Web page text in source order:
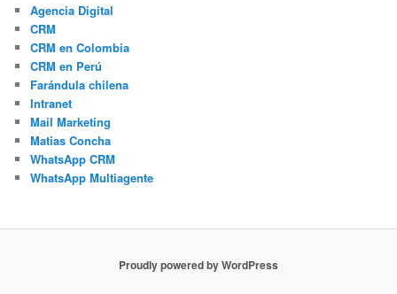
Agencia Digital
CRM
CRM en Colombia
CRM en Perú
Farándula chilena
Intranet
Mail Marketing
Matias Concha
WhatsApp CRM
WhatsApp Multiagente
Proudly powered by WordPress